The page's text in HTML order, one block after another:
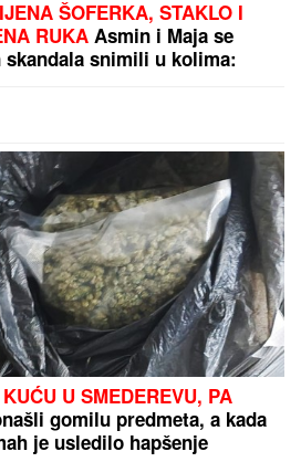
"Orlići" na popravnom:
Evo gde možete gledati
meč Srbije i Rumunije na
prvenstvu Evrope
NOVAC"Poznati glumac